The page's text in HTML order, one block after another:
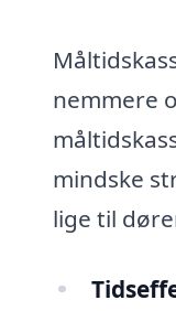
nemmere
mindske
lige til